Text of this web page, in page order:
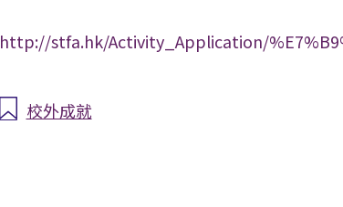
http://stfa.hk/Activity_Application/
校外成就